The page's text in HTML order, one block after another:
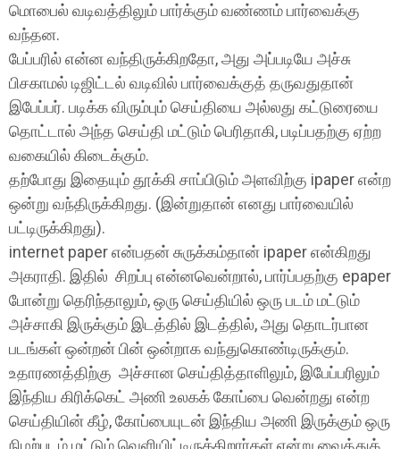
மொபைல் வடிவத்திலும் பார்க்கும் வண்ணம் பார்வைக்கு
வந்தன.
பேப்பரில் என்ன வந்திருக்கிறதோ, அது அப்படியே அச்சு
பிசகாமல் டிஜிட்டல் வடிவில் பார்வைக்குத் தருவதுதான்
இபேப்பர். படிக்க விரும்பும் செய்தியை அல்லது கட்டுரையை
தொட்டால் அந்த செய்தி மட்டும் பெரிதாகி, படிப்பதற்கு ஏற்ற
வகையில் கிடைக்கும்.
தற்போது இதையும் தூக்கி சாப்பிடும் அளவிற்கு ipaper என்ற
ஒன்று வந்திருக்கிறது. (இன்றுதான் எனது பார்வையில்
பட்டிருக்கிறது).
internet paper என்பதன் சுருக்கம்தான் ipaper என்கிறது
அகராதி. இதில் சிறப்பு என்னவென்றால், பார்ப்பதற்கு epaper
போன்று தெரிந்தாலும், ஒரு செய்தியில் ஒரு படம் மட்டும்
அச்சாகி இருக்கும் இடத்தில் இடத்தில், அது தொடர்பான
படங்கள் ஒன்றன் பின் ஒன்றாக வந்துகொண்டிருக்கும்.
உதாரணத்திற்கு அச்சான செய்தித்தாளிலும், இபேப்பரிலும்
இந்திய கிரிக்கெட் அணி உலகக் கோப்பை வென்றது என்ற
செய்தியின் கீழ், கோப்பையுடன் இந்திய அணி இருக்கும் ஒரு
நிழற்படம் மட்டும் வெளியிட்டிருக்கிறார்கள் என்று வைத்துக்